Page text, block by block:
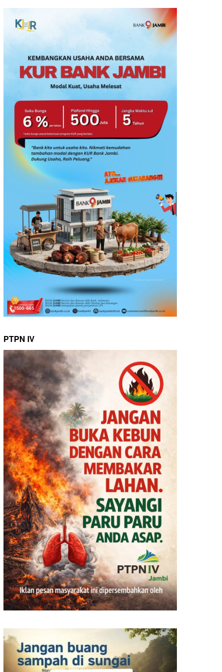
PTPN IV